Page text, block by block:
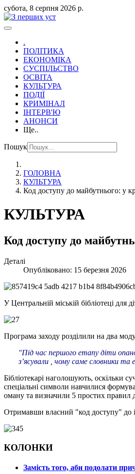
субота, 8 серпня 2026 р.
.
ПОЛІТИКА
ЕКОНОМІКА
СУСПІЛЬСТВО
ОСВІТА
КУЛЬТУРА
ПОДІЇ
КРИМІНАЛ
ІНТЕРВ'Ю
АНОНСИ
Ще..
Пошук
ГОЛОВНА
КУЛЬТУРА
Код доступу до майбутнього: у
КУЛЬТУРА
Код доступу до
Деталі
Опубліковано: 15 березня 2026
У Центральній міській бібліотеці для
Програма заходу розділили на два
"Під час першого етапу діти
з’ясували , чому саме словники
Бібліотекарі наголошують, оскільки
спеціальні символи навчилися
оману та визначили 5 простих правил
Отримавши власний "код доступу" до
КОЛОНКИ
Замість того, аби подолати